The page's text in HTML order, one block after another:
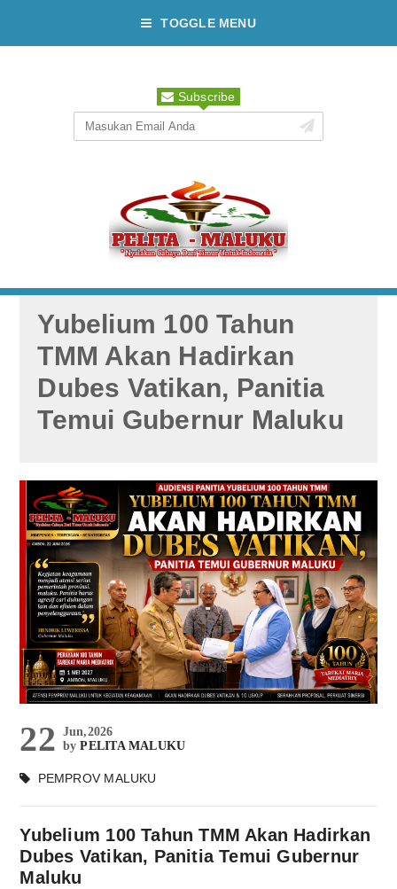
TOGGLE MENU
Subscribe
Yubelium 100 Tahun
TMM Akan Hadirkan
Dubes Vatikan, Panitia
Temui Gubernur Maluku
22 Jun,2026
byPELITA MALUKU
PEMPROV MALUKU
Yubelium 100 Tahun TMM Akan Hadirkan
Dubes Vatikan, Panitia Temui Gubernur
Maluku